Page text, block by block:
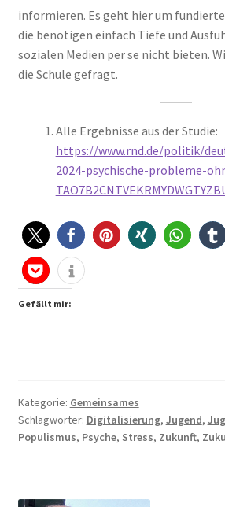
informieren. Es geht hier um
die benötigen einfach Tiefe und
sozialen Medien per se nicht bieten.
die Schule gefragt.
Alle Ergebnisse aus der Studie:
https://www.rnd.de/politik/
2024-psychische-probleme-
Gefällt mir:
Kategorie: Gemeinsames
Schlagwörter: Digitalisierung, Jugend,
Populismus, Psyche, Stress, Zukunft,